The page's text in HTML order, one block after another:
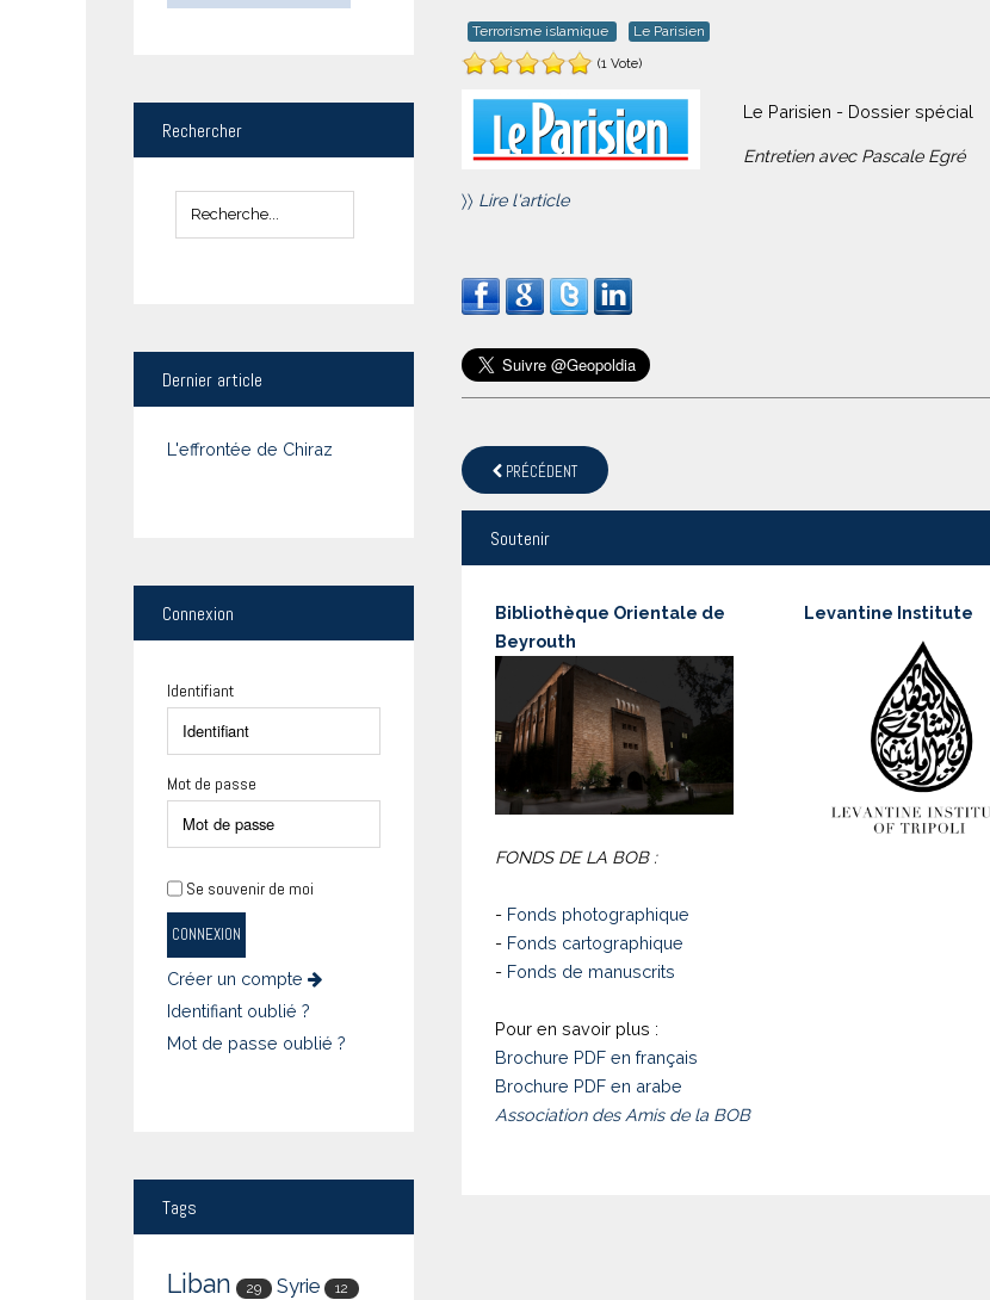
Terrorisme islamique
Le Parisien
(1 Vote)
Le Parisien - Dossier spécial
Entretien avec Pascale Egré
〉〉 Lire l'article
PRÉCÉDENT
Soutenir
Bibliothèque Orientale de
Beyrouth
FONDS DE LA BOB :
- Fonds photographique
- Fonds cartographique
- Fonds de manuscrits
Pour en savoir plus :
Brochure PDF en français
Brochure PDF en arabe
Association des Amis de la BOB
Levantine Institute
Rechercher
Dernier article
L'effrontée de Chiraz
Connexion
Identifiant
Mot de passe
Se souvenir de moi
CONNEXION
Créer un compte
Identifiant oublié ?
Mot de passe oublié ?
Tags
Liban 29 Syrie 12